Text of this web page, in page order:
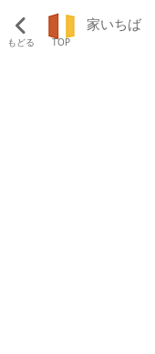
もどる TOP
家いちば